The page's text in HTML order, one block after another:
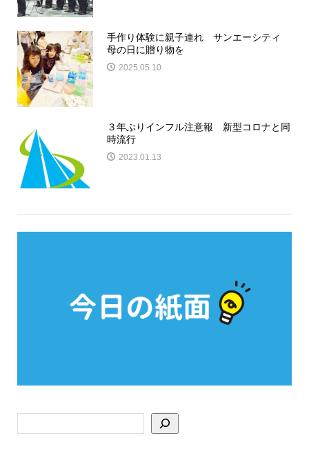
手作り体験に親子連れ サンエーシティ
母の日に贈り物を
2025.05.10
３年ぶりインフル注意報 新型コロナと同
時流行
2023.01.13